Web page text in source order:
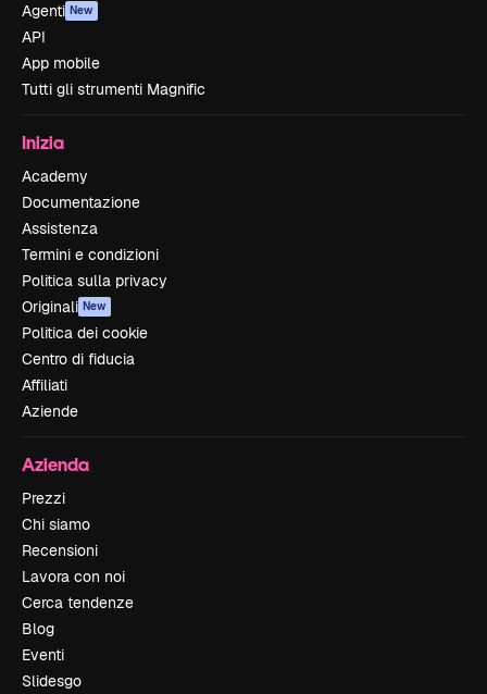
Agenti New
API
App mobile
Tutti gli strumenti Magnific
Inizia
Academy
Documentazione
Assistenza
Termini e condizioni
Politica sulla privacy
Originali New
Politica dei cookie
Centro di fiducia
Affiliati
Aziende
Azienda
Prezzi
Chi siamo
Recensioni
Lavora con noi
Cerca tendenze
Blog
Eventi
Slidesgo